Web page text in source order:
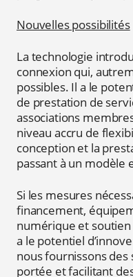
Nouvelles possibilités
La technologie
connexion qui,
possibles. Il a le
de prestation de
associations
niveau accru de
conception et la
passant à un modèle
Si les mesures
financement,
numérique et
a le potentiel
nous fournissons
portée et facilitant